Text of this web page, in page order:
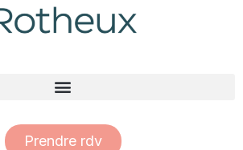
Prendre rdv